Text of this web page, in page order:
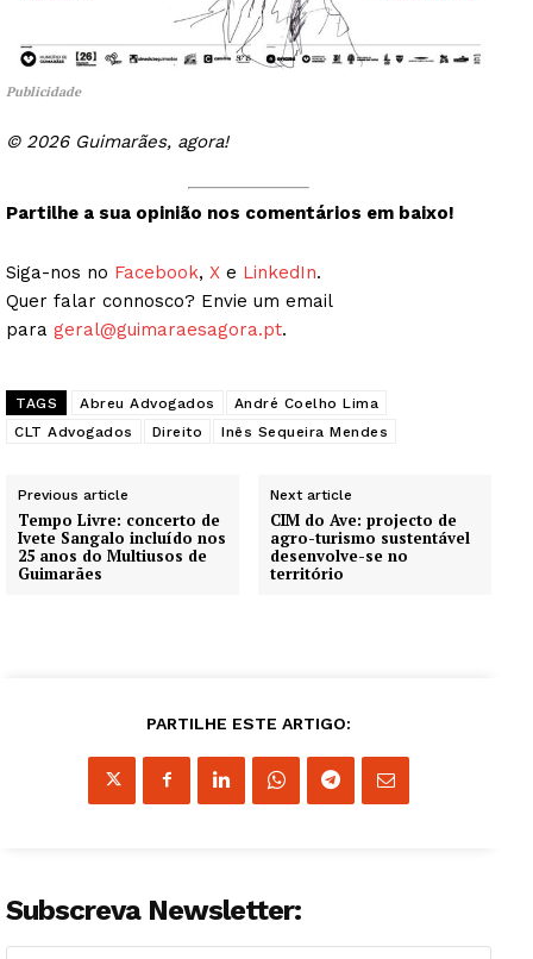
Edição Digital
Publicidade
© 2026 Guimarães, agora!
Partilhe a sua opinião nos comentários em baixo!
Siga-nos no Facebook, X e LinkedIn.
Quer falar connosco? Envie um email
para geral@guimaraesagora.pt.
TAGS Abreu Advogados
André Coelho Lima
CLT Advogados
Direito Inês Sequeira Mendes
Previous article
Tempo Livre: concerto de
Ivete Sangalo incluído nos
25 anos do Multiusos de
Guimarães
Next article
CIM do Ave: projecto de
agro-turismo sustentável
desenvolve-se no
território
PARTILHE ESTE ARTIGO:
Subscreva Newsletter: